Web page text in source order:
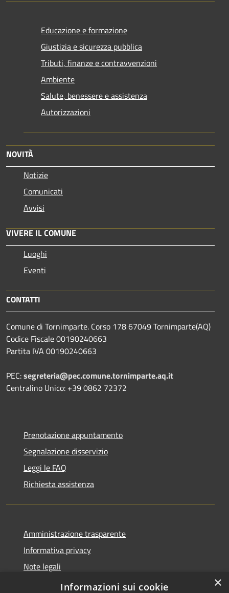
Educazione e formazione
Giustizia e sicurezza pubblica
Tributi, finanze e contravvenzioni
Ambiente
Salute, benessere e assistenza
Autorizzazioni
NOVITÀ
Notizie
Comunicati
Avvisi
VIVERE IL COMUNE
Luoghi
Eventi
CONTATTI
Comune di Tornimparte. Corso 178 67049 Tornimparte(AQ)
Codice Fiscale 00190240663
Partita IVA 00190240663
PEC:segreteria@pec.comune.tornimparte.aq.it
Centralino Unico: +39 0862 72372
Prenotazione appuntamento
Segnalazione disservizio
Leggi le FAQ
Richiesta assistenza
Amministrazione trasparente
Informativa privacy
Note legali
Dichiarazione di accessibilità
×
Informazioni sui cookie